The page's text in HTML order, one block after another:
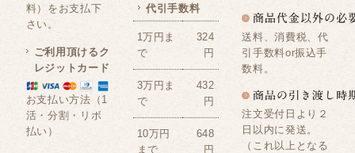
料）をお支払下
さい。
ご利用頂けるク
レジットカード
お支払い方法（1
活・分割・リボ
払い）
代引手数料
1万円ま
で
324
円
3万円ま
で
432
円
10万円
まで
648
円
送料、消費税、代
引手数料or振込手
数料。
注文受付日より２
日以内に発送。
（これ以上となる